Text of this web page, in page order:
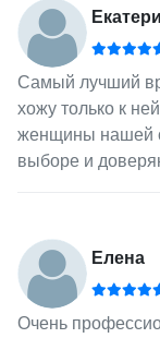
Самый лучший
хожу только к
женщины нашей
выборе и
Елена
Очень